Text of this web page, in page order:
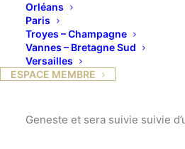
Orléans
Paris
Troyes – Champagne
Vannes – Bretagne Sud
Versailles
ESPACE MEMBRE
Lundi 5 décembre à 17h30,
fera une conférence sur Anton
Une profonde nappe de
du XIX siècle ».
Geneste et sera suivie suivie